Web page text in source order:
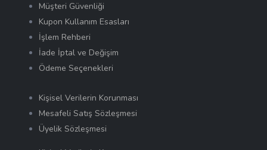
Müşteri Güvenliği
Kupon Kullanım Esasları
İşlem Rehberi
İade İptal ve Değişim
Ödeme Seçenekleri
Kişisel Verilerin Korunması
Mesafeli Satış Sözleşmesi
Üyelik Sözleşmesi